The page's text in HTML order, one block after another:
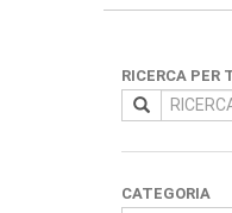
RICERCA PER
CATEGORIA